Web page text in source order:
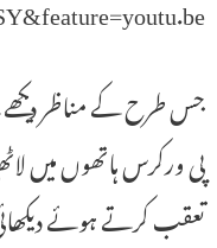
جس طرح کے مناظر
پی ورکرس ہاتھوں میں
تعقب کرتے ہوئے